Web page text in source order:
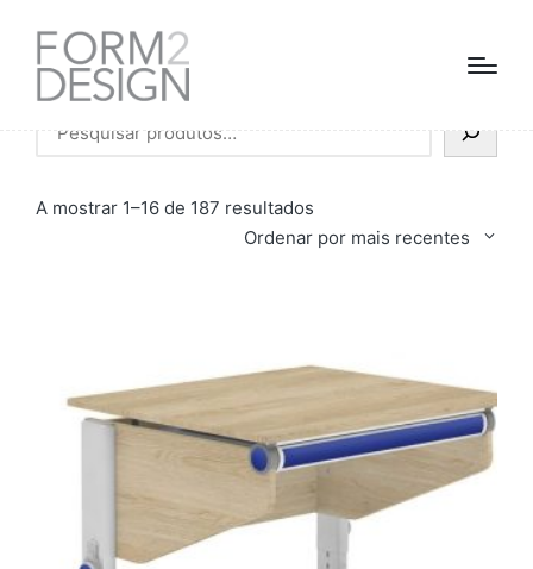
A mostrar 1–16 de 187 resultados
por
Ordenar por mais recentes